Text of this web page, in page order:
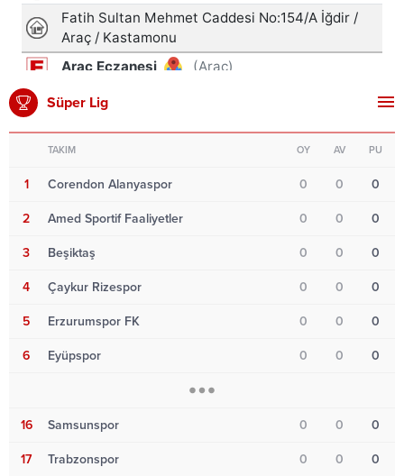
Süper Lig
TAKIM OY AV PU
1 Corendon Alanyaspor 0 0 0
2 Amed Sportif Faaliyetler 0 0 0
3 Beşiktaş 0 0 0
4 Çaykur Rizespor 0 0 0
5 Erzurumspor FK 0 0 0
6 Eyüpspor 0 0 0
16 Samsunspor 0 0 0
17 Trabzonspor 0 0 0